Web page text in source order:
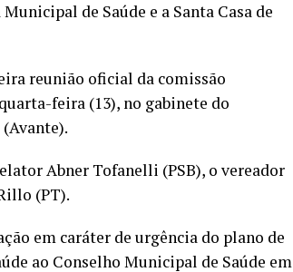
de Saúde e a Santa Casa de
reunião oficial da comissão
feira (13), no gabinete do
Abner Tofanelli (PSB), o vereador
(PT).
em caráter de urgência do plano de
ao Conselho Municipal de Saúde em